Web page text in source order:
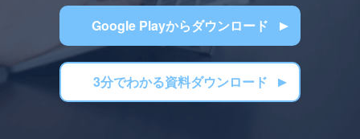
Google Playからダウンロード
3分でわかる資料ダウンロード